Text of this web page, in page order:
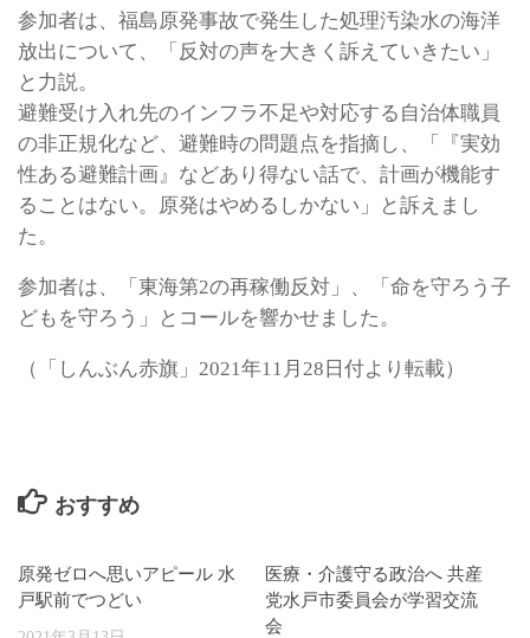
参加者は、福島原発事故で発生した処理汚染水の海洋
放出について、「反対の声を大きく訴えていきたい」
と力説。
避難受け入れ先のインフラ不足や対応する自治体職員
の非正規化など、避難時の問題点を指摘し、「『実効
性ある避難計画』などあり得ない話で、計画が機能す
ることはない。原発はやめるしかない」と訴えまし
た。
参加者は、「東海第2の再稼働反対」、「命を守ろう子
どもを守ろう」とコールを響かせました。
（「しんぶん赤旗」2021年11月28日付より転載）
おすすめ
原発ゼロへ思いアピール 水
戸駅前でつどい
医療・介護守る政治へ 共産
党水戸市委員会が学習交流
会